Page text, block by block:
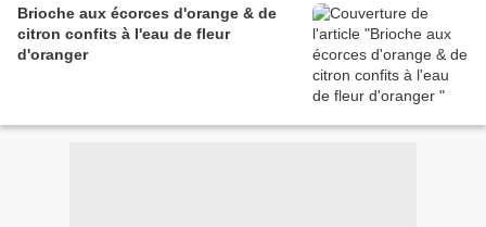
Brioche aux écorces d'orange & de
citron confits à l'eau de fleur
d'oranger